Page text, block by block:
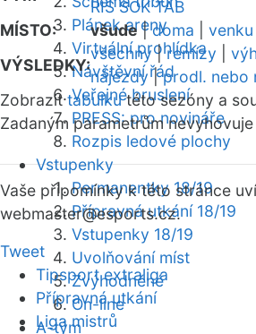
Plánek areny
Virtuální prohlídka
Návštěvní řád
Veřejné bruslení
PRESS: pro novináře
Rozpis ledové plochy
Vstupenky
Permanentky 18/19
Přípravná utkání 18/19
Vstupenky 18/19
Uvolňování míst
Zvýhodněné
On-line
A-tým
RIS SOK TAB
MÍSTO:
všude|doma venku
VÝSLEDKY:
všechny|remízy
nájezdy|prodl. nebo
Zobrazittabulkutéto sezóny a
Zadaným parametrům
Vaše připomínky k této stránce
webmaster@esports.cz.
Tweet
Tipsport extraliga
Přípravná utkání
Liga mistrů